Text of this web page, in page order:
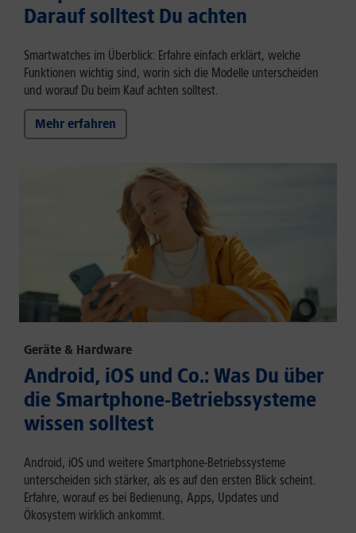
Darauf solltest Du achten
Smartwatches im Überblick: Erfahre einfach erklärt, welche
Funktionen wichtig sind, worin sich die Modelle unterscheiden
und worauf Du beim Kauf achten solltest.
Mehr erfahren
Geräte & Hardware
Android, iOS und Co.: Was Du über
die Smartphone-Betriebssysteme
wissen solltest
Android, iOS und weitere Smartphone-Betriebssysteme
unterscheiden sich stärker, als es auf den ersten Blick scheint.
Erfahre, worauf es bei Bedienung, Apps, Updates und
Ökosystem wirklich ankommt.